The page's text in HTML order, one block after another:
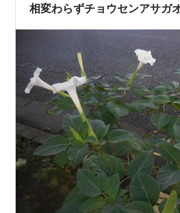
相変わらずチョウセンアサガ